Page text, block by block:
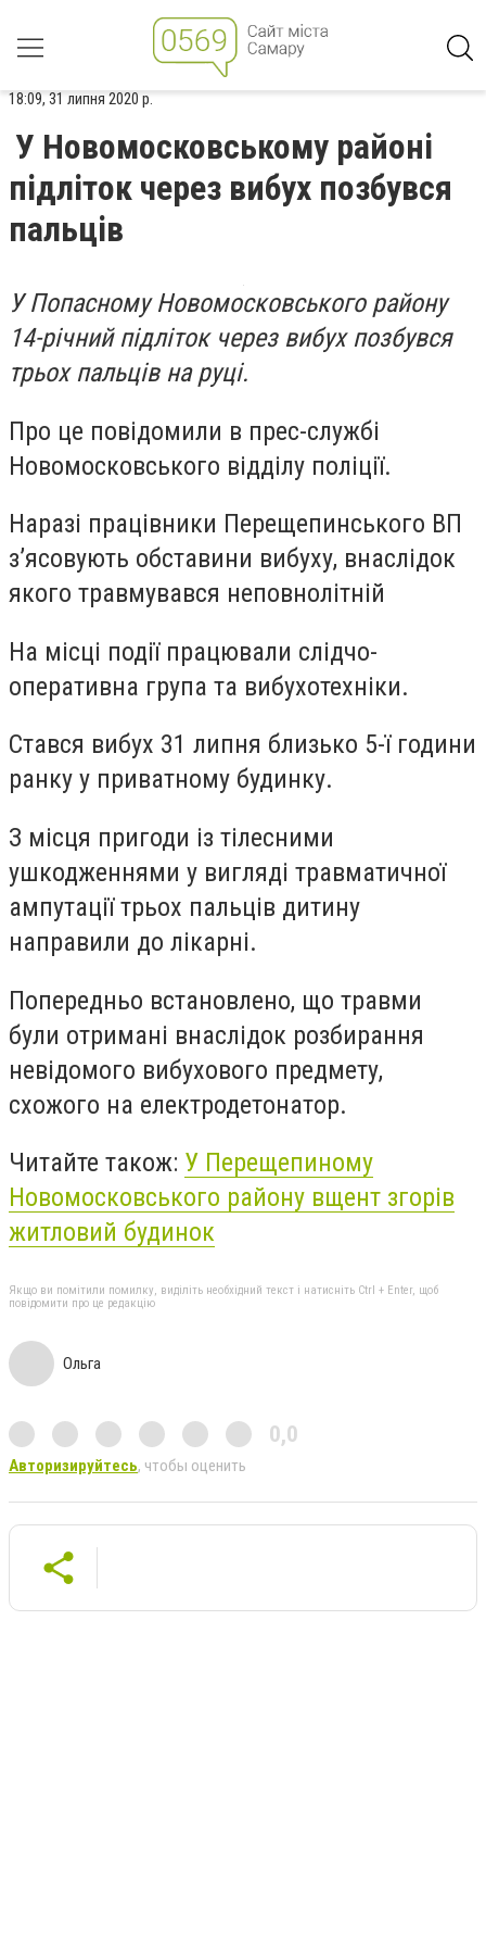
18:09, 31 липня 2020 р.
У Новомосковському районі
підліток через вибух позбувся
пальців
У Попасному Новомосковського району
14-річний підліток через вибух позбувся
трьох пальців на руці.
Про це повідомили в прес-службі
Новомосковського відділу поліції.
Наразі працівники Перещепинського ВП
з’ясовують обставини вибуху, внаслідок
якого травмувався неповнолітній
На місці події працювали слідчо-
оперативна група та вибухотехніки.
Стався вибух 31 липня близько 5-ї години
ранку у приватному будинку.
З місця пригоди із тілесними
ушкодженнями у вигляді травматичної
ампутації трьох пальців дитину
направили до лікарні.
Попередньо встановлено, що травми
були отримані внаслідок розбирання
невідомого вибухового предмету,
схожого на електродетонатор.
Читайте також: У Перещепиному
Новомосковського району вщент згорів
житловий будинок
Якщо ви помітили помилку, виділіть необхідний текст і натисніть Ctrl + Enter, щоб
повідомити про це редакцію
Ольга
0,0
Авторизируйтесь, чтобы оценить